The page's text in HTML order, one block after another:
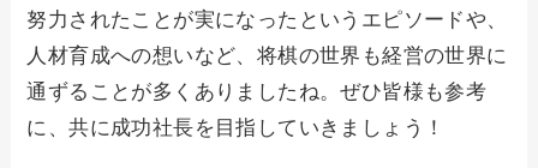
努力されたことが実になったというエピソードや、
人材育成への想いなど、将棋の世界も経営の世界に
通ずることが多くありましたね。ぜひ皆様も参考
に、共に成功社長を目指していきましょう！